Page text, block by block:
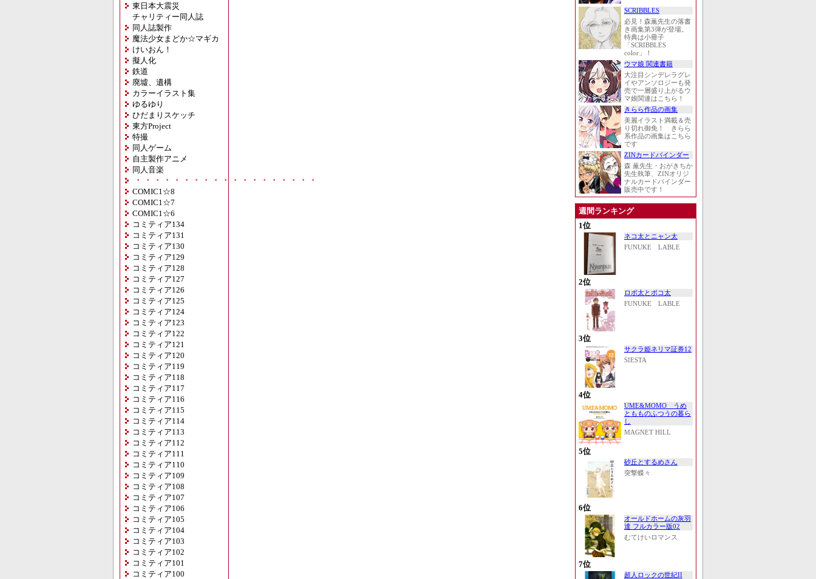
東日本大震災
チャリティー同人誌
同人誌製作
魔法少女まどか☆マギカ
けいおん！
擬人化
鉄道
廃墟、遺構
カラーイラスト集
ゆるゆり
ひだまりスケッチ
東方Project
特撮
同人ゲーム
自主製作アニメ
同人音楽
・・・・・・・・・・・・・・・・・・・
COMIC1☆8
COMIC1☆7
COMIC1☆6
コミティア134
コミティア131
コミティア130
コミティア129
コミティア128
コミティア127
コミティア126
コミティア125
コミティア124
コミティア123
コミティア122
コミティア121
コミティア120
コミティア119
コミティア118
コミティア117
コミティア116
コミティア115
コミティア114
コミティア113
コミティア112
コミティア111
コミティア110
コミティア109
コミティア108
コミティア107
コミティア106
コミティア105
コミティア104
コミティア103
コミティア102
コミティア101
コミティア100
SCRIBBLES
必見！森薫先生の落書
き画集第3弾が登場。
特典は小冊子
「SCRIBBLES
color」！
ウマ娘 関連書籍
大注目シンデレラグレ
イやアンソロジーも発
売で一層盛り上がるウ
マ娘関連はこちら！
きらら作品の画集
美麗イラスト満載＆売
り切れ御免！ きらら
系作品の画集はこちら
です
ZINカードバインダー
森 薫先生・おがきちか
先生執筆、ZINオリジ
ナルカードバインダー
販売中です！
週間ランキング
1位
ネコ太とニャン太
FUNUKE LABLE
2位
ロボ太とポコ太
FUNUKE LABLE
3位
サクラ姫ネリマ証券12
SIESTA
4位
UME&MOMO うめ
ともものふつうの暮ら
し
MAGNET HILL
5位
砂丘とするめさん
突撃蝶々
6位
オールドホームの灰羽
達 フルカラー版02
むてけいロマンス
7位
超人ロックの世紀II